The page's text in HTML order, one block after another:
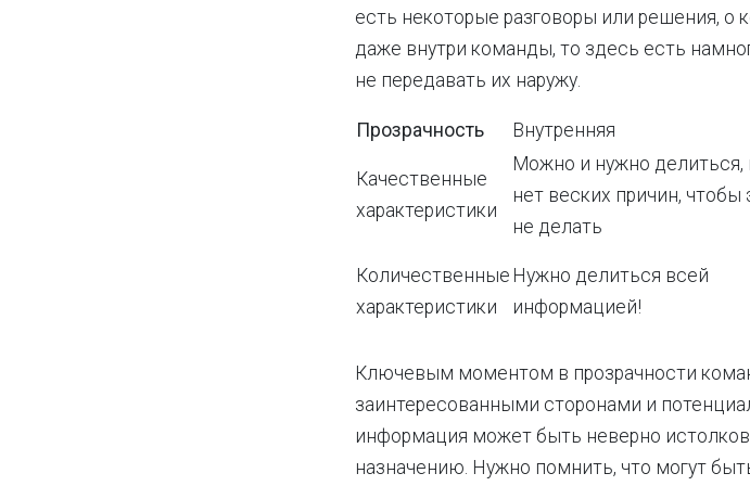
есть некоторые разговоры или решения, о
даже внутри команды, то здесь есть
не передавать их наружу.
Прозрачность Внутренняя
Качественные
характеристики
Можно и нужно делиться,
нет веских причин, чтобы
не делать
Количественные
характеристики
Нужно делиться всей
информацией!
Ключевым моментом в прозрачности
заинтересованными сторонами и
информация может быть неверно
назначению. Нужно помнить, что могут